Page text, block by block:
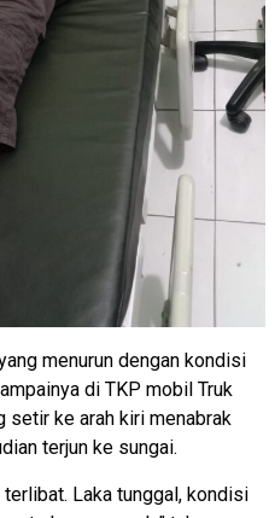
menurun dengan kondisi
di TKP mobil Truk
setir ke arah kiri menabrak
terjun ke sungai.
terlibat. Laka tunggal, kondisi